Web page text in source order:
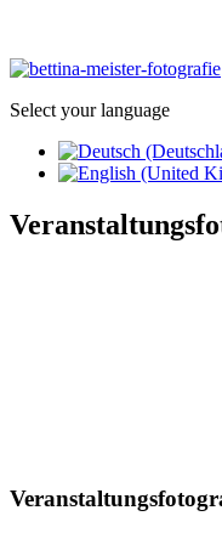
Select your language